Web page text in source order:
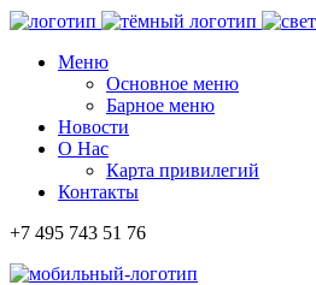
Меню
Основное меню
Барное меню
Новости
О Нас
Карта привилегий
Контакты
+7 495 743 51 76